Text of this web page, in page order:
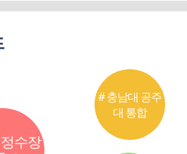
수장
# 충남대 공주
대 통합